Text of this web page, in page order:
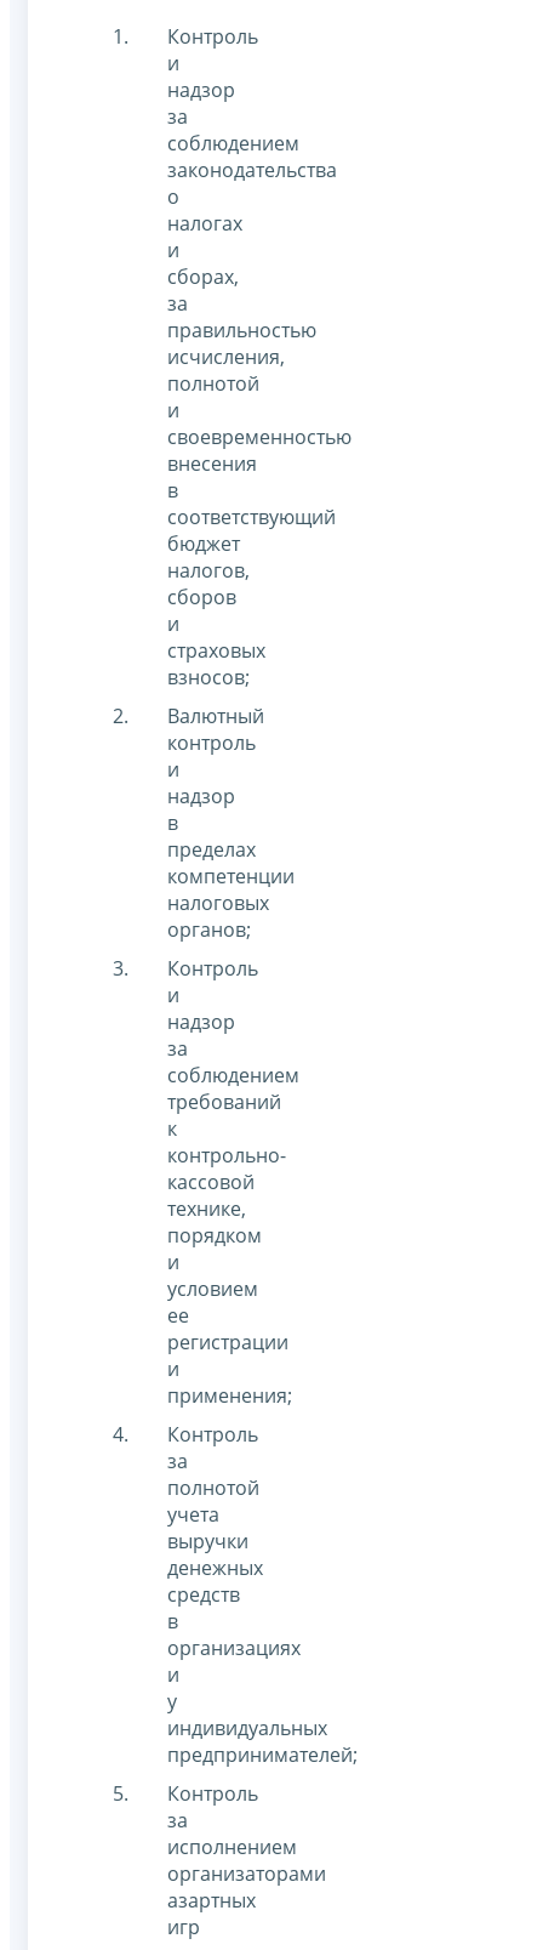
Контроль
и
надзор
за
соблюдением
законодательства
о
налогах
и
сборах,
за
правильностью
исчисления,
полнотой
и
своевременностью
внесения
в
соответствующий
бюджет
налогов,
сборов
и
страховых
взносов;
Валютный
контроль
и
надзор
в
пределах
компетенции
налоговых
органов;
Контроль
и
надзор
за
соблюдением
требований
к
контрольно-
кассовой
технике,
порядком
и
условием
ее
регистрации
и
применения;
Контроль
за
полнотой
учета
выручки
денежных
средств
в
организациях
и
у
индивидуальных
предпринимателей;
Контроль
за
исполнением
организаторами
азартных
игр